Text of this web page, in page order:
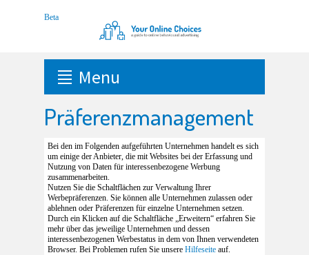
Menu
Präferenzmanagement
Bei den im Folgenden aufgeführten Unternehmen handelt es sich
um einige der Anbieter, die mit Websites bei der Erfassung und
Nutzung von Daten für interessenbezogene Werbung
zusammenarbeiten.
Nutzen Sie die Schaltflächen zur Verwaltung Ihrer
Werbepräferenzen. Sie können alle Unternehmen zulassen oder
ablehnen oder Präferenzen für einzelne Unternehmen setzen.
Durch ein Klicken auf die Schaltfläche „Erweitern“ erfahren Sie
mehr über das jeweilige Unternehmen und dessen
interessenbezogenen Werbestatus in dem von Ihnen verwendeten
Browser. Bei Problemen rufen Sie unsere Hilfeseite auf.